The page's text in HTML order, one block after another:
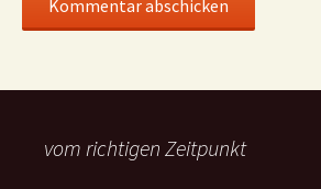
vom richtigen Zeitpunkt